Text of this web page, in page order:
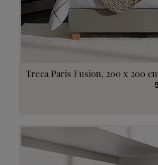
Treca Paris Fusion, 200 x 200